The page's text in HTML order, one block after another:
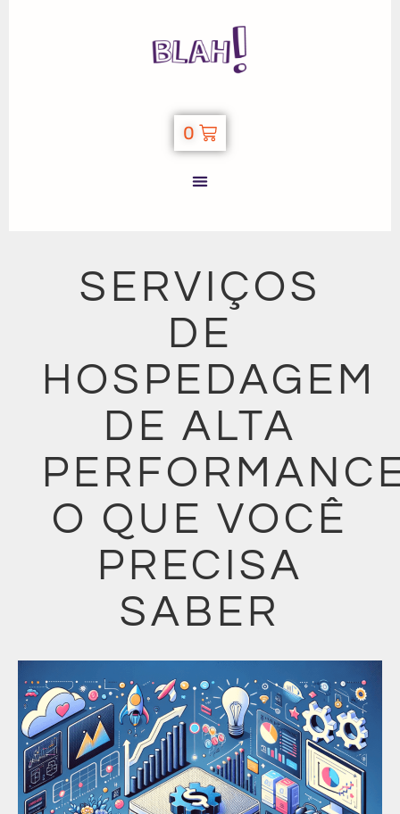
0
SERVIÇOS
DE
HOSPEDAGEM
DE ALTA
O QUE VOCÊ
PRECISA
SABER